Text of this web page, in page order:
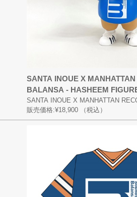
SANTA INOUE X
BALANSA - HASHEEM
SANTA INOUE X MANHATTAN
販売価格:¥18,900 （税込）